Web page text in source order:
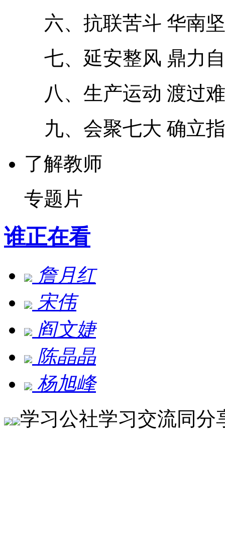
六、抗联苦斗 华南
七、延安整风 鼎力
八、生产运动 渡过
九、会聚七大 确立
了解教师
专题片
谁正在看
詹月红
宋伟
阎文婕
陈晶晶
杨旭峰
学习公社学习交流同分